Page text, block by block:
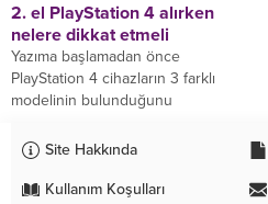
2. el PlayStation 4 alırken
nelere dikkat etmeli
Yazıma başlamadan önce
PlayStation 4 cihazların 3 farklı
modelinin bulunduğunu
sonradan detaylıca inceleyeceğiz.
Site Hakkında
Kullanım Koşulları